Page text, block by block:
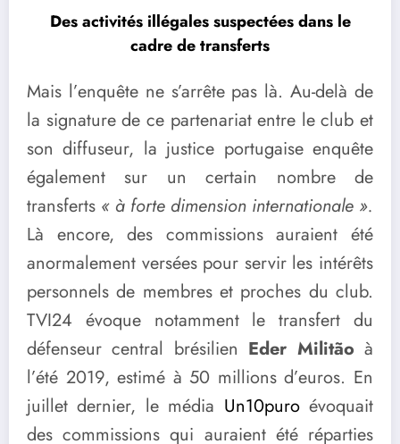
Des activités illégales suspectées dans le
cadre de transferts
Mais l’enquête ne s’arrête pas là. Au-delà de
la signature de ce partenariat entre le club et
son diffuseur, la justice portugaise enquête
également sur un certain nombre de
transferts « à forte dimension internationale ».
Là encore, des commissions auraient été
anormalement versées pour servir les intérêts
personnels de membres et proches du club.
TVI24 évoque notamment le transfert du
défenseur central brésilien Eder Militão à
l’été 2019, estimé à 50 millions d’euros. En
juillet dernier, le média Un10puroévoquait
des commissions qui auraient été réparties